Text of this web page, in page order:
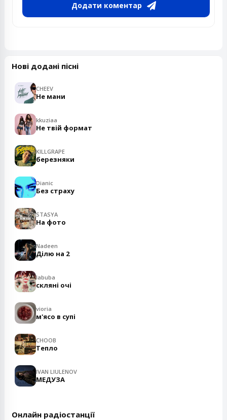
Додати коментар
Нові додані пісні
CHEEV
Не мани
kkuziaa
Не твій формат
KILLGRAPE
березняки
Dianic
Без страху
STASYA
На фото
Nadeen
Ділю на 2
labuba
скляні очі
vioria
м'ясо в супі
CHOOB
Тепло
IVAN LIULENOV
МЕДУЗА
Онлайн радіостанції